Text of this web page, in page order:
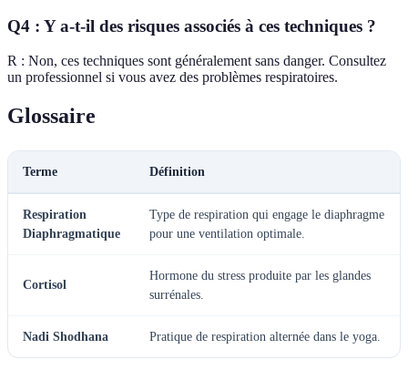
Q4 : Y a-t-il des risques associés à ces techniques ?
R : Non, ces techniques sont généralement sans danger. Consultez
un professionnel si vous avez des problèmes respiratoires.
Glossaire
Terme Définition
Respiration
Diaphragmatique
Type de respiration qui engage le diaphragme
pour une ventilation optimale.
Cortisol
Hormone du stress produite par les glandes
surrénales.
Nadi Shodhana Pratique de respiration alternée dans le yoga.